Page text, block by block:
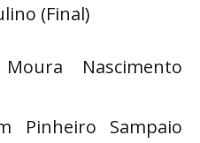
(Final)
Nascimento
Pinheiro Sampaio